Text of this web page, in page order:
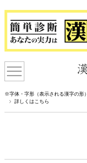
※字体・字形（表示される漢字の形
詳しくはこちら